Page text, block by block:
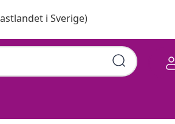
i Sverige)